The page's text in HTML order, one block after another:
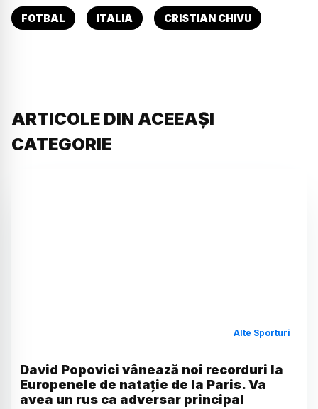
FOTBAL ITALIA CRISTIAN CHIVU
ARTICOLE DIN ACEEAȘI
CATEGORIE
Alte Sporturi
David Popovici vânează noi recorduri la
Europenele de natație de la Paris. Va
avea un rus ca adversar principal